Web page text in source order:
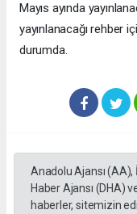
Mayıs ayında
yayınlanacağı rehber
durumda.
Anadolu Ajansı (AA),
Haber Ajansı (DHA)
haberler, sitemizin